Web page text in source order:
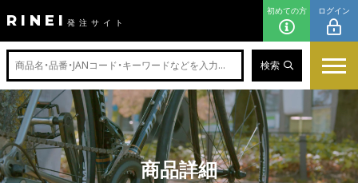
RINEI 発注サイト
初めての方 ログイン
検索
商品詳細